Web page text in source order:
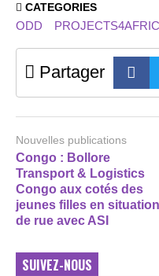
CATEGORIES
ODD
Partager
Nouvelles publications
Congo : Bollore
Transport & Logistics
Congo aux cotés des
jeunes filles en situation
de rue avec ASI
SUIVEZ-NOUS